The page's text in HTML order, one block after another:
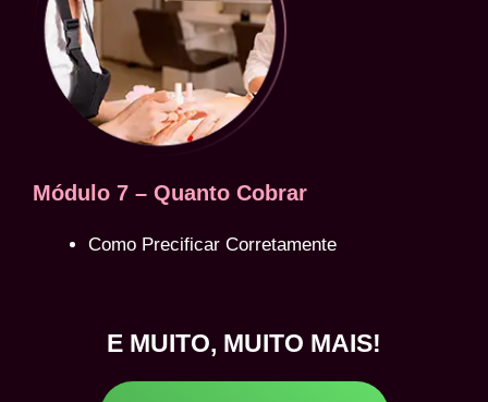
Módulo 7 – Quanto Cobrar
Como Precificar Corretamente
E MUITO, MUITO MAIS!